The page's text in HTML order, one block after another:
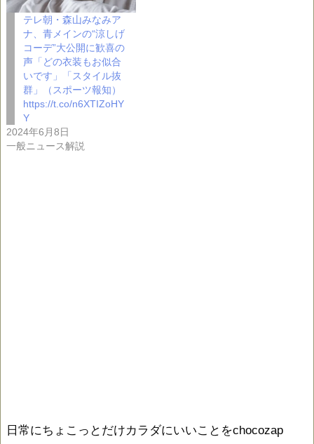
テレ朝・森山みなみア
ナ、青メインの“涼しげ
コーデ”大公開に歓喜の
声「どの衣装もお似合
いです」「スタイル抜
群」（スポーツ報知）
https://t.co/n6XTIZoHY
Y
2024年6月8日
一般ニュース解説
日常にちょこっとだけカラダにいいことをchocozap